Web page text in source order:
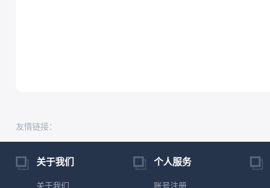
友情链接：
关于我们
关于我们
个人服务
账号注册